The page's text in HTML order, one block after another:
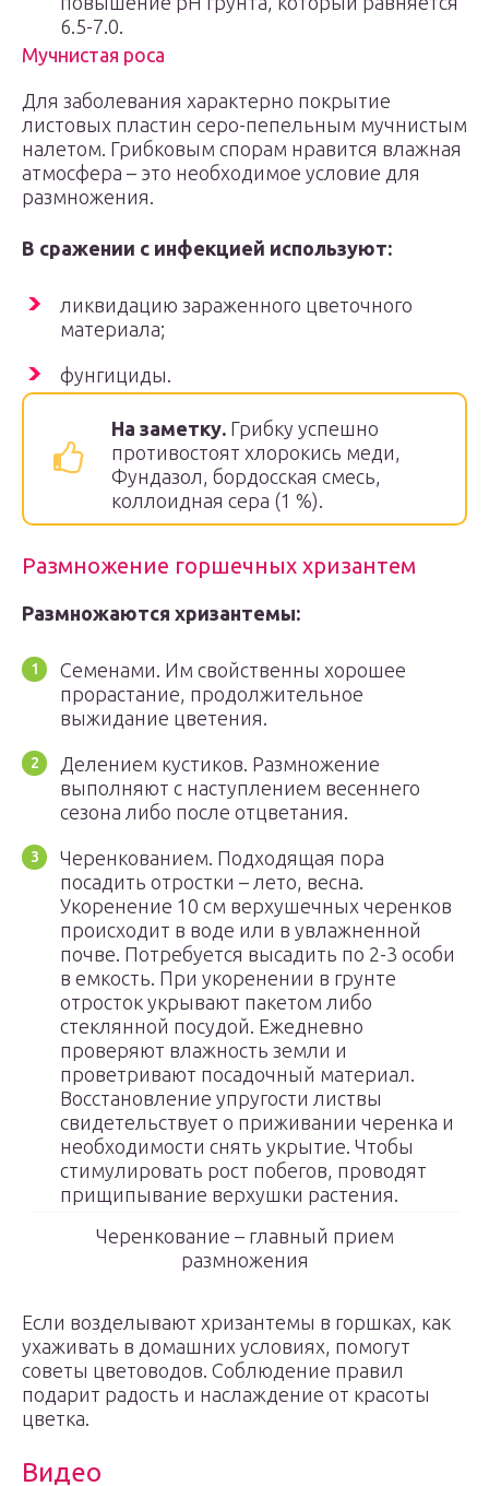
6.5-7.0.
Мучнистая роса
Для заболевания характерно покрытие
листовых пластин серо-пепельным мучнистым
налетом. Грибковым спорам нравится влажная
атмосфера – это необходимое условие для
размножения.
В сражении с инфекцией используют:
ликвидацию зараженного цветочного
материала;
фунгициды.
На заметку. Грибку успешно
противостоят хлорокись меди,
Фундазол, бордосская смесь,
коллоидная сера (1 %).
Размножение горшечных хризантем
Размножаются хризантемы:
Семенами. Им свойственны хорошее
прорастание, продолжительное
выжидание цветения.
Делением кустиков. Размножение
выполняют с наступлением весеннего
сезона либо после отцветания.
Черенкованием. Подходящая пора
посадить отростки – лето, весна.
Укоренение 10 см верхушечных черенков
происходит в воде или в увлажненной
почве. Потребуется высадить по 2-3 особи
в емкость. При укоренении в грунте
отросток укрывают пакетом либо
стеклянной посудой. Ежедневно
проверяют влажность земли и
проветривают посадочный материал.
Восстановление упругости листвы
свидетельствует о приживании черенка и
необходимости снять укрытие. Чтобы
стимулировать рост побегов, проводят
прищипывание верхушки растения.
Черенкование – главный прием
размножения
Если возделывают хризантемы в горшках, как
ухаживать в домашних условиях, помогут
советы цветоводов. Соблюдение правил
подарит радость и наслаждение от красоты
цветка.
Видео